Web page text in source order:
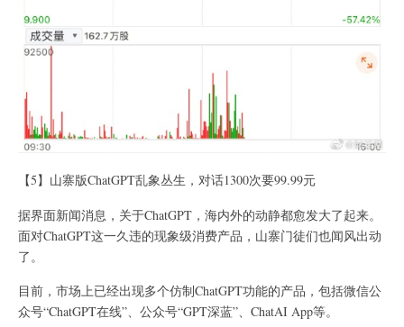
【5】山寨版ChatGPT乱象丛生，对话1300次要99.99元
据界面新闻消息，关于ChatGPT，海内外的动静都愈发大了起来。
面对ChatGPT这一久违的现象级消费产品，山寨门徒们也闻风出动
了。
目前，市场上已经出现多个仿制ChatGPT功能的产品，包括微信公
众号“ChatGPT在线”、公众号“GPT深蓝”、ChatAI App等。